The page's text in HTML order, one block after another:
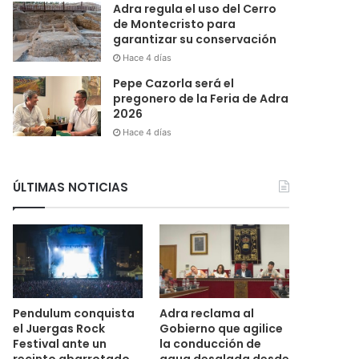
Adra regula el uso del Cerro
de Montecristo para
garantizar su conservación
Hace 4 días
Pepe Cazorla será el
pregonero de la Feria de Adra
2026
Hace 4 días
ÚLTIMAS NOTICIAS
Pendulum conquista
el Juergas Rock
Festival ante un
Adra reclama al
Gobierno que agilice
la conducción de